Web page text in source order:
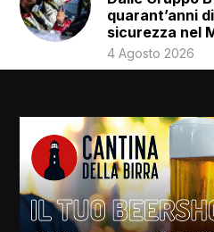
quarant’anni
sicurezza nel
4 Agosto 2026